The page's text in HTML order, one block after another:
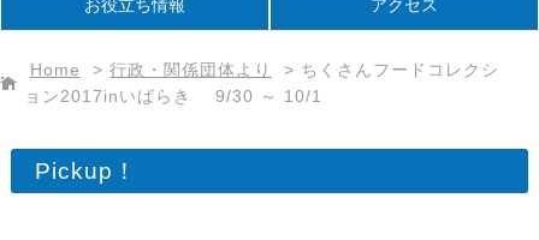
お役立ち情報 アクセス
Home > 行政・関係団体より > ちくさんフードコレクシ
ョン2017inいばらき 9/30 ～ 10/1
Pickup！